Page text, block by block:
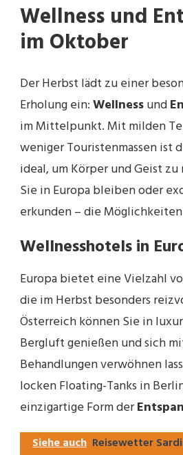
Wellness und
im Oktober
Der Herbst lädt zu einer
Erholung ein:Wellnessund
im Mittelpunkt. Mit milden
weniger Touristenmassen ist
ideal, um Körper und Geist
Sie in Europa bleiben oder
erkunden – die
Wellnesshotels in
Europa bietet eine Vielzahl
die im Herbst besonders
Österreich können Sie in
Bergluft genießen und sich
Behandlungen verwöhnen
locken Floating-Tanks in
einzigartige Form der
Siehe auch Reisewetter